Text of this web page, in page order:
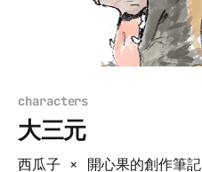
characters
大三元
西瓜子 × 開心果的創作筆記